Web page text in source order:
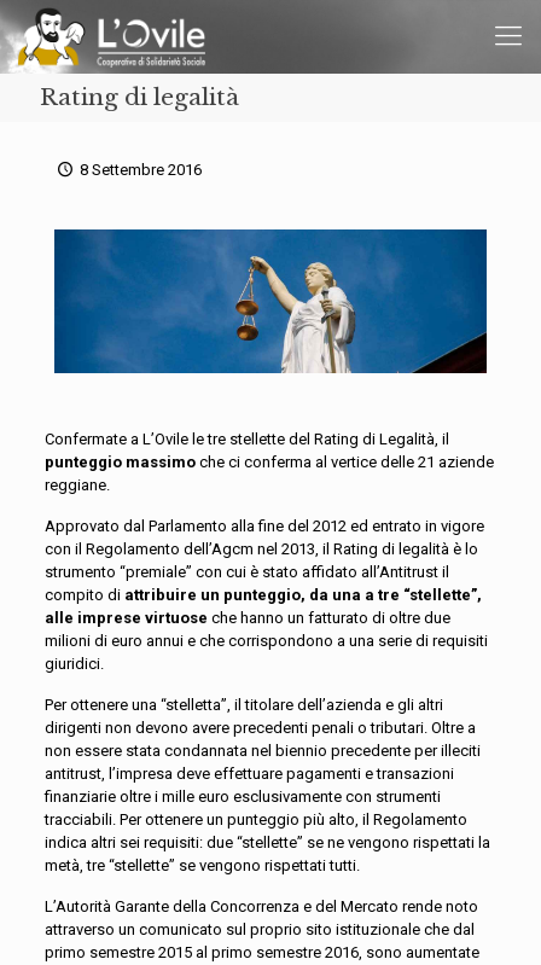
Rating di legalità
8 Settembre 2016
Confermate a L’Ovile le tre stellette del Rating di Legalità, il
punteggio massimoche ci conferma al vertice delle 21 aziende
reggiane.
Approvato dal Parlamento alla fine del 2012 ed entrato in vigore
con il Regolamento dell’Agcm nel 2013, il Rating di legalità è lo
strumento “premiale” con cui è stato affidato all’Antitrust il
compito di attribuire un punteggio, da una a tre “stellette”,
alle imprese virtuose che hanno un fatturato di oltre due
milioni di euro annui e che corrispondono a una serie di requisiti
giuridici.
Per ottenere una “stelletta”, il titolare dell’azienda e gli altri
dirigenti non devono avere precedenti penali o tributari. Oltre a
non essere stata condannata nel biennio precedente per illeciti
antitrust, l’impresa deve effettuare pagamenti e transazioni
finanziarie oltre i mille euro esclusivamente con strumenti
tracciabili. Per ottenere un punteggio più alto, il Regolamento
indica altri sei requisiti: due “stellette” se ne vengono rispettati la
metà, tre “stellette” se vengono rispettati tutti.
L’Autorità Garante della Concorrenza e del Mercato rende noto
attraverso un comunicato sul proprio sito istituzionale che dal
primo semestre 2015 al primo semestre 2016, sono aumentate